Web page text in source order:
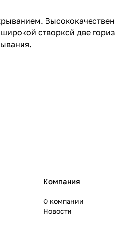
створкой две
Компания
О компании
Новости